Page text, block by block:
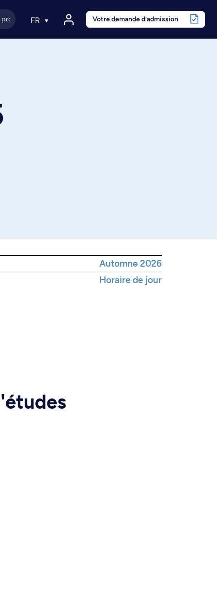
FR Votre demande d’admission
Automne 2026
Horaire de jour